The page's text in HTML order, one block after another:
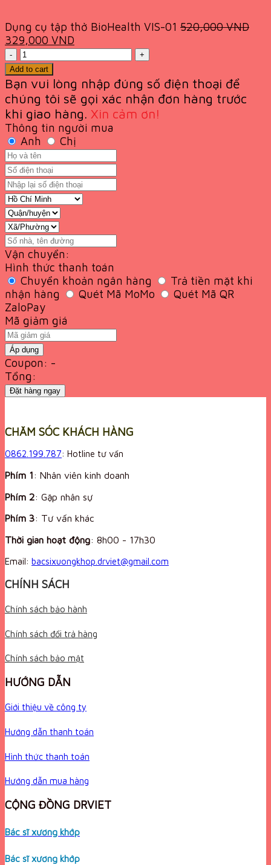
Dụng cụ tập thở BioHealth VIS-01 520,000VND
Original
price
was:
520,000 VND.
329,000 VND
price
329,000 VND.
Quantity
Add to cart
Bạn vui lòng nhập đúng số điện thoại để
chúng tôi sẽ gọi xác nhận đơn hàng trước
khi giao hàng. Xin cảm ơn!
Thông tin người mua
Anh
Chị
Vận chuyển:
Hình thức thanh toán
Chuyển khoản ngân hàng
Trả tiền mặt khi
nhận hàng
Quét Mã MoMo
Quét Mã QR
ZaloPay
Mã giảm giá
Áp dụng
Coupon: -
Tổng:
Đặt hàng ngay
CHĂM SÓC KHÁCH HÀNG
0862.199.787: Hotline tư vấn
Phím 1: Nhân viên kinh doanh
Phím 2: Gặp nhân sự
Phím 3: Tư vấn khác
Thời gian hoạt động: 8h00 - 17h30
Email: bacsixuongkhop.drviet@gmail.com
CHÍNH SÁCH
Chính sách bảo hành
Chính sách đổi trả hàng
Chính sách bảo mật
HƯỚNG DẪN
Giới thiệu về công ty
Hướng dẫn thanh toán
Hình thức thanh toán
Hướng dẫn mua hàng
CỘNG ĐỒNG DRVIET
Bác sĩ xương khớp
Bác sĩ xương khớp